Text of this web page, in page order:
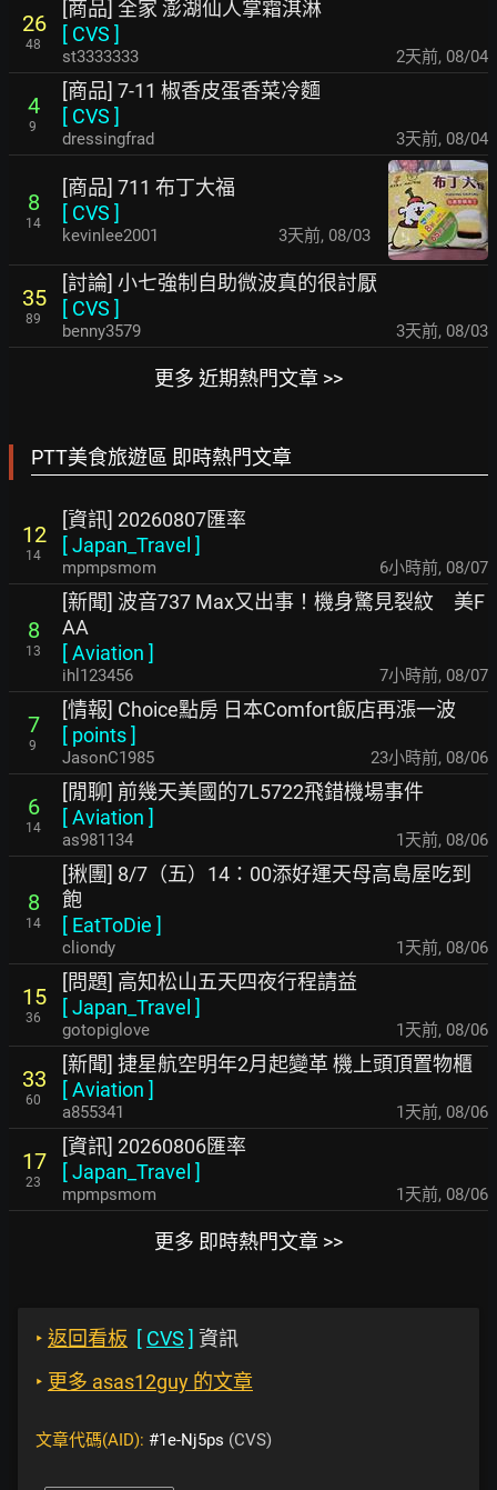
26
48
[商品] 全家 澎湖仙人掌霜淇淋
[ CVS ]
st3333333 2天前, 08/04
4
9
[商品] 7-11 椒香皮蛋香菜冷麵
[ CVS ]
dressingfrad 3天前, 08/04
8
14
[商品] 711 布丁大福
[ CVS ]
kevinlee2001 3天前, 08/03
35
89
[討論] 小七強制自助微波真的很討厭
[ CVS ]
benny3579 3天前, 08/03
更多 近期熱門文章 >>
PTT美食旅遊區 即時熱門文章
12
14
[資訊] 20260807匯率
[Japan_Travel ]
mpmpsmom 6小時前, 08/07
8
13
[新聞] 波音737 Max又出事！機身驚見裂紋 美F
AA
[Aviation ]
ihl123456 7小時前, 08/07
7
9
[情報] Choice點房 日本Comfort飯店再漲一波
[ points]
JasonC1985 23小時前, 08/06
6
14
[閒聊] 前幾天美國的7L5722飛錯機場事件
[Aviation ]
as981134 1天前, 08/06
8
14
[揪團] 8/7（五）14：00添好運天母高島屋吃到
飽
[ EatToDie ]
cliondy 1天前, 08/06
15
36
[問題] 高知松山五天四夜行程請益
[Japan_Travel ]
gotopiglove 1天前, 08/06
33
60
[新聞] 捷星航空明年2月起變革 機上頭頂置物櫃
[Aviation ]
a855341 1天前, 08/06
17
23
[資訊] 20260806匯率
[Japan_Travel ]
mpmpsmom 1天前, 08/06
更多 即時熱門文章 >>
‣ 返回看板 [ CVS ] 資訊
‣ 更多 asas12guy 的文章
文章代碼(AID): #1e-Nj5ps (CVS)